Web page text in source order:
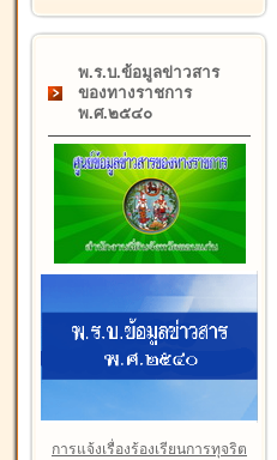
พ.ร.บ.ข้อมูลข่าวสาร
ของทางราชการ
พ.ศ.๒๕๔๐
การแจ้งเรื่องร้องเรียนการทุจริต